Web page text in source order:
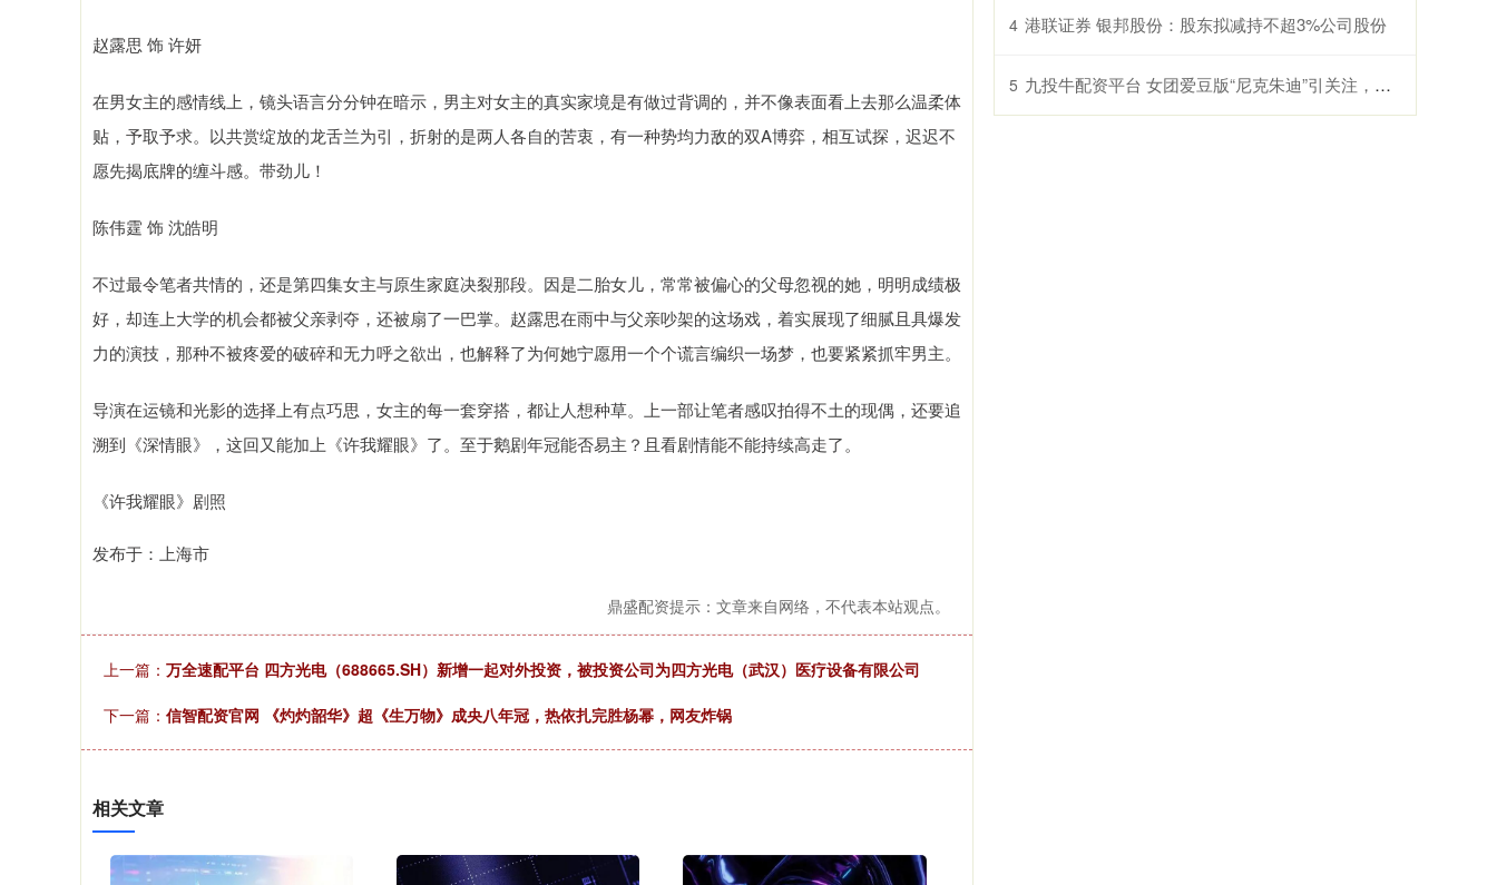
赵露思 饰 许妍
在男女主的感情线上，镜头语言分分钟在暗示，男主对女主的真实家境是有做过背调的，并不像表面看上去那么温柔体
贴，予取予求。以共赏绽放的龙舌兰为引，折射的是两人各自的苦衷，有一种势均力敌的双A博弈，相互试探，迟迟不
愿先揭底牌的缠斗感。带劲儿！
陈伟霆 饰 沈皓明
不过最令笔者共情的，还是第四集女主与原生家庭决裂那段。因是二胎女儿，常常被偏心的父母忽视的她，明明成绩极
好，却连上大学的机会都被父亲剥夺，还被扇了一巴掌。赵露思在雨中与父亲吵架的这场戏，着实展现了细腻且具爆发
力的演技，那种不被疼爱的破碎和无力呼之欲出，也解释了为何她宁愿用一个个谎言编织一场梦，也要紧紧抓牢男主。
导演在运镜和光影的选择上有点巧思，女主的每一套穿搭，都让人想种草。上一部让笔者感叹拍得不土的现偶，还要追
溯到《深情眼》，这回又能加上《许我耀眼》了。至于鹅剧年冠能否易主？且看剧情能不能持续高走了。
《许我耀眼》剧照
发布于：上海市
鼎盛配资提示：文章来自网络，不代表本站观点。
上一篇： 万全速配平台 四方光电（688665.SH）新增一起对外投资，被投资公司为四方光电（武汉）医疗设备有限公司
下一篇： 信智配资官网 《灼灼韶华》超《生万物》成央八年冠，热依扎完胜杨幂，网友炸锅
相关文章
4 港联证券 银邦股份：股东拟减持不超3%公司股份
5 九投牛配资平台 女团爱豆版“尼克朱迪”引关注，有网友为“人设争议”吵翻了？